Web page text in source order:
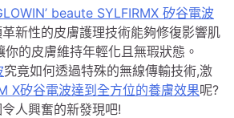
beaute SYLFIRMX 矽谷電波
新性的皮膚護理技術能夠修復影響肌
的皮膚維持年輕化且無瑕狀態。
究竟如何透過特殊的無線傳輸技術,激
X矽谷電波達到全方位的養膚效果呢?
人興奮的新發現吧!